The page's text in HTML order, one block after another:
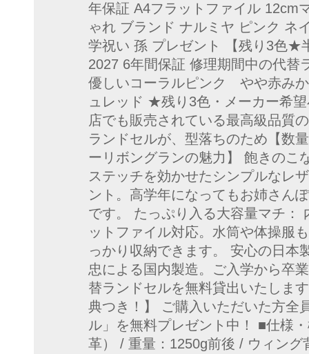
年保証 A4フラットファイル 12cm
ゃれ ブランド ナルミヤ ピンク ネ
学祝い 孫 プレゼント 【残り3色★
2027 6年間保証 修理期間中の代替
優しいコーラルピンク やや赤み
ュレッド ★残り3色・メーカー希
店でも販売されている最高級品質
ランドセルが、型落ちのため【数
ーリボングランの魅力】 飽きのこ
ステッチを効かせたシンプルなレ
ント。高学年になってもお姉さん
です。 たっぷり入る大容量マチ：
ットファイル対応。水筒や体操服
っかり収納できます。 安心の日本
忠による国内製造。ご入学から卒
替ランドセルを無料貸出いたしま
典つき！】 ご購入いただいた方全
ル」を無料プレゼント中！ ■仕様
革） / 重量：1250g前後 / ウィン